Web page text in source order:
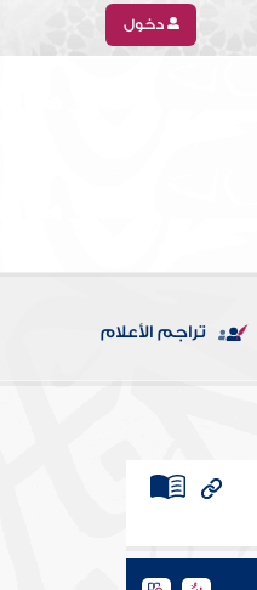
دخول
تراجم الأعلام